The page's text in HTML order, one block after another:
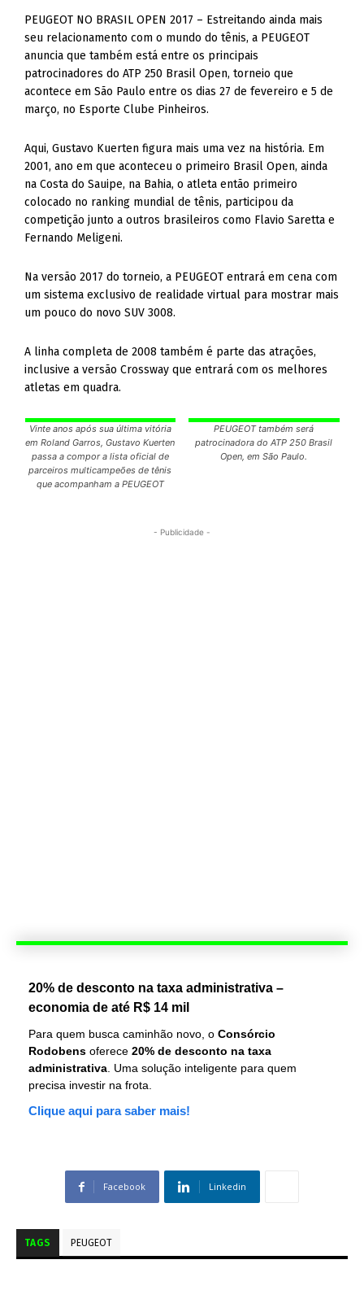
PEUGEOT NO BRASIL OPEN 2017 – Estreitando ainda mais
seu relacionamento com o mundo do tênis, a PEUGEOT
anuncia que também está entre os principais
patrocinadores do ATP 250 Brasil Open, torneio que
acontece em São Paulo entre os dias 27 de fevereiro e 5 de
março, no Esporte Clube Pinheiros.
Aqui, Gustavo Kuerten figura mais uma vez na história. Em
2001, ano em que aconteceu o primeiro Brasil Open, ainda
na Costa do Sauipe, na Bahia, o atleta então primeiro
colocado no ranking mundial de tênis, participou da
competição junto a outros brasileiros como Flavio Saretta e
Fernando Meligeni.
Na versão 2017 do torneio, a PEUGEOT entrará em cena com
um sistema exclusivo de realidade virtual para mostrar mais
um pouco do novo SUV 3008.
A linha completa de 2008 também é parte das atrações,
inclusive a versão Crossway que entrará com os melhores
atletas em quadra.
Vinte anos após sua última vitória
em Roland Garros, Gustavo Kuerten
passa a compor a lista oficial de
parceiros multicampeões de tênis
que acompanham a PEUGEOT
PEUGEOT também será
patrocinadora do ATP 250 Brasil
Open, em São Paulo.
- Publicidade -
20% de desconto na taxa administrativa –
economia de até R$ 14 mil
Para quem busca caminhão novo, o Consórcio
Rodobens oferece 20% de desconto na taxa
administrativa . Uma solução inteligente para quem
precisa investir na frota.
Clique aqui para saber mais!
Facebook Linkedin
TAGS PEUGEOT